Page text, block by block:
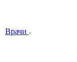
Врачи